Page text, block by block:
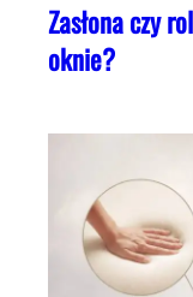
Zasłona czy
oknie?